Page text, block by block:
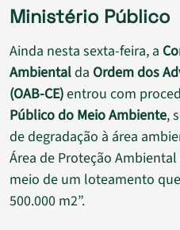
Ministério Público
Ainda nesta sexta-feira, a
Ambientalda Ordem dos
(OAB-CE)entrou com
Público do Meio Ambiente,
de degradação à área
Área de Proteção
meio de um loteamento
500.000 m2”.